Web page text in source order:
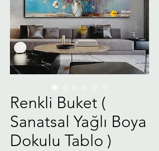
Renkli Buket (
Sanatsal Yağlı Boya
Dokulu Tablo )